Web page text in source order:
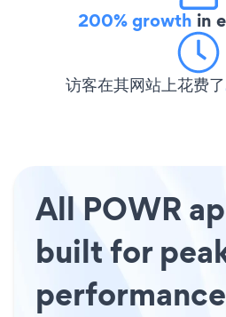
200% growth in
访客在其网站上花费了
All POWR
built for